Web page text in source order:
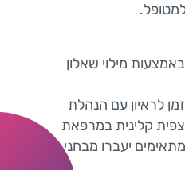
מילוי שאלון
לראיון עם הנהלת
קלינית במרפאת
יעברו מבחני השמה